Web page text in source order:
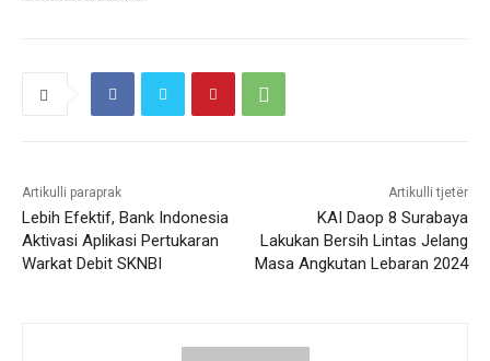
Artikulli paraprak
Lebih Efektif, Bank Indonesia
Aktivasi Aplikasi Pertukaran
Warkat Debit SKNBI
Artikulli tjetër
KAI Daop 8 Surabaya
Lakukan Bersih Lintas Jelang
Masa Angkutan Lebaran 2024